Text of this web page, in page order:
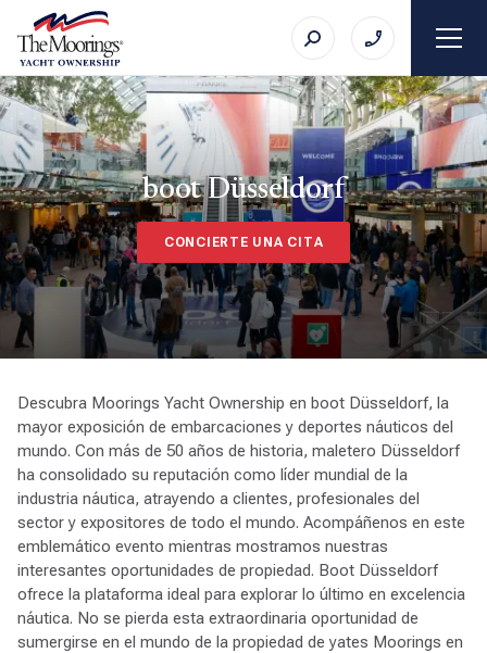
boot Düsseldorf
CONCIERTE UNA CITA
Descubra Moorings Yacht Ownership en boot Düsseldorf, la
mayor exposición de embarcaciones y deportes náuticos del
mundo. Con más de 50 años de historia, maletero Düsseldorf
ha consolidado su reputación como líder mundial de la
industria náutica, atrayendo a clientes, profesionales del
sector y expositores de todo el mundo. Acompáñenos en este
emblemático evento mientras mostramos nuestras
interesantes oportunidades de propiedad. Boot Düsseldorf
ofrece la plataforma ideal para explorar lo último en excelencia
náutica. No se pierda esta extraordinaria oportunidad de
sumergirse en el mundo de la propiedad de yates Moorings en